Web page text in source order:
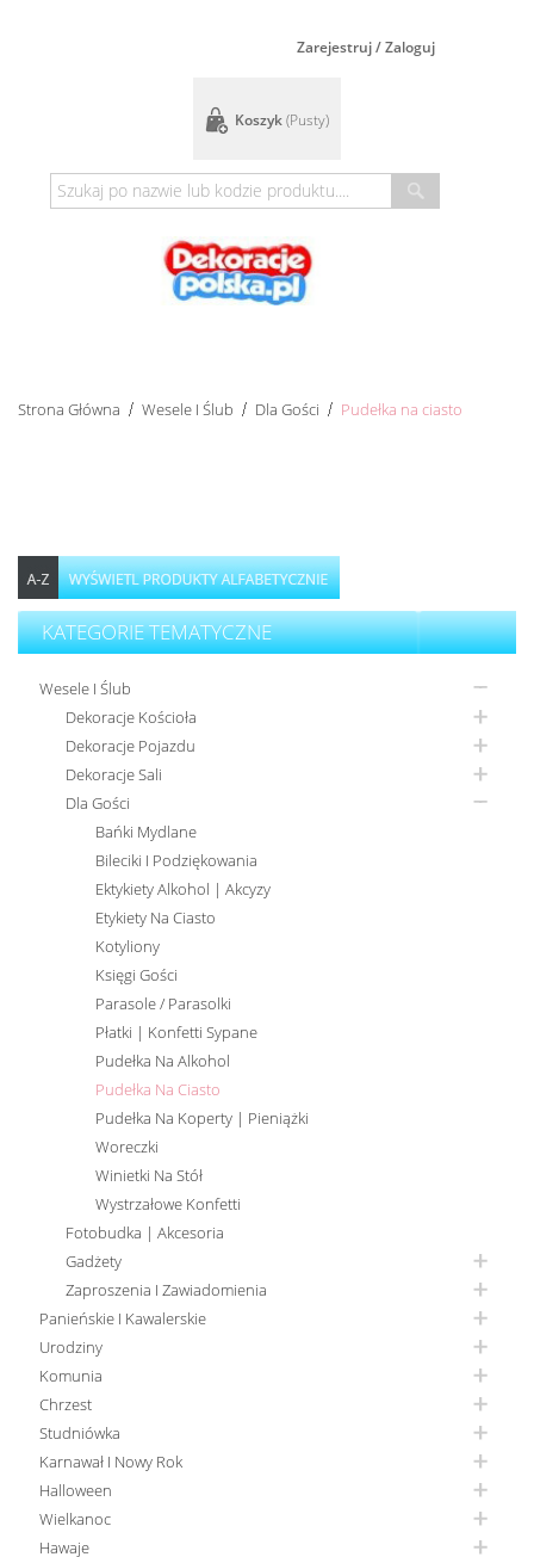
Zarejestruj / Zaloguj
Koszyk(pusty)
Strona Główna Wesele I Ślub Dla Gości Pudełka na ciasto
KATEGORIE TEMATYCZNE
Wesele I Ślub
Dekoracje Kościoła
Dekoracje Pojazdu
Dekoracje Sali
Dla Gości
Bańki Mydlane
Bileciki I Podziękowania
Ektykiety Alkohol | Akcyzy
Etykiety Na Ciasto
Kotyliony
Księgi Gości
Parasole / Parasolki
Płatki | Konfetti Sypane
Pudełka Na Alkohol
Pudełka Na Ciasto
Pudełka Na Koperty | Pieniążki
Woreczki
Winietki Na Stół
Wystrzałowe Konfetti
Fotobudka | Akcesoria
Gadżety
Zaproszenia I Zawiadomienia
Panieńskie I Kawalerskie
Urodziny
Komunia
Chrzest
Studniówka
Karnawał I Nowy Rok
Halloween
Wielkanoc
Hawaje